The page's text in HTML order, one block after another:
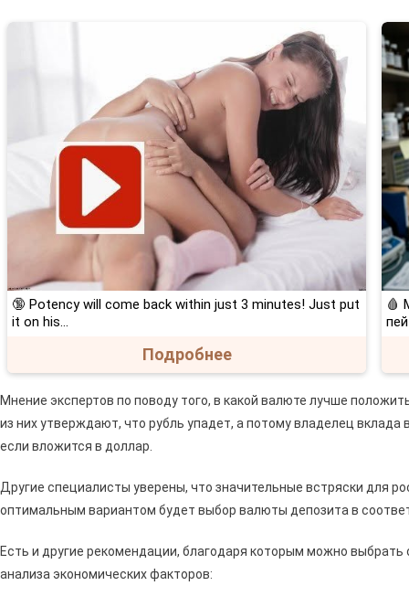
🔞 Potency will come back within just 3 minutes! Just put
it on his…
Подробнее
🩸
Мнение экспертов по поводу того, в какой валюте лучше
из них утверждают, что рубль упадет, а потому владелец
если вложится в доллар.
Другие специалисты уверены, что значительные встряски для
оптимальным вариантом будет выбор валюты депозита в
Есть и другие рекомендации, благодаря которым можно
анализа экономических факторов: